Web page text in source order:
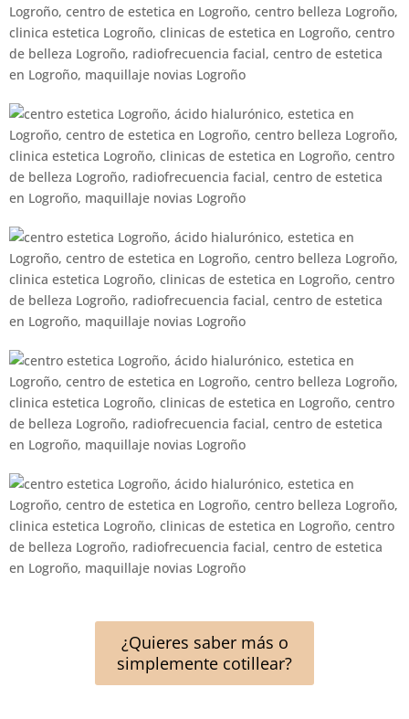
¿Quieres saber más o
simplemente cotillear?